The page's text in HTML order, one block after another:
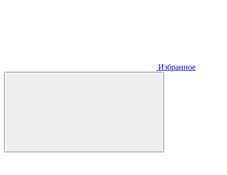
Избранное